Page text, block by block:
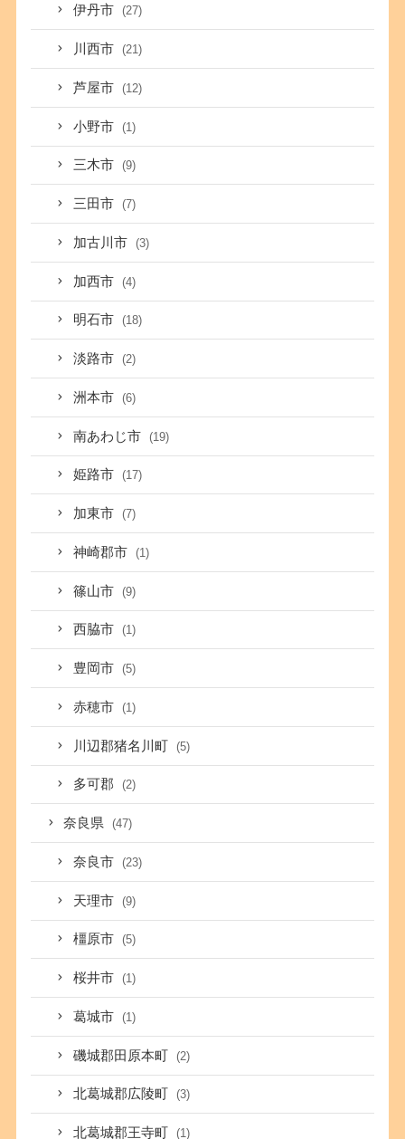
伊丹市 (27)
川西市 (21)
芦屋市 (12)
小野市 (1)
三木市 (9)
三田市 (7)
加古川市 (3)
加西市 (4)
明石市 (18)
淡路市 (2)
洲本市 (6)
南あわじ市 (19)
姫路市 (17)
加東市 (7)
神崎郡市 (1)
篠山市 (9)
西脇市 (1)
豊岡市 (5)
赤穂市 (1)
川辺郡猪名川町 (5)
多可郡 (2)
奈良県 (47)
奈良市 (23)
天理市 (9)
橿原市 (5)
桜井市 (1)
葛城市 (1)
磯城郡田原本町 (2)
北葛城郡広陵町 (3)
北葛城郡王寺町 (1)